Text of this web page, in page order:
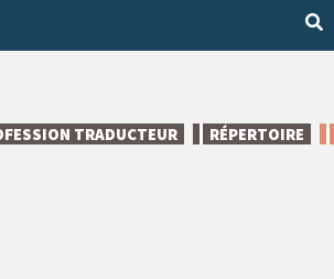
TRADUCTEUR RÉPERTOIRE